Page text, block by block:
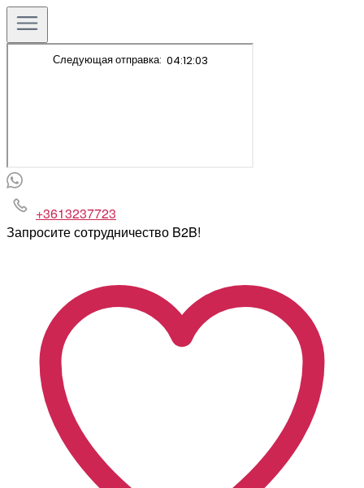
+3613237723
Запросите сотрудничество B2B!